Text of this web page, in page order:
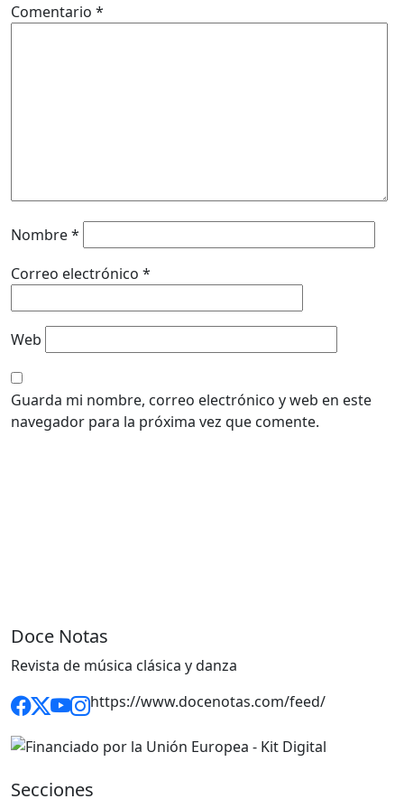
Comentario *
Nombre*
Correo electrónico *
Web
Guarda mi nombre, correo electrónico y web en este
navegador para la próxima vez que comente.
Doce Notas
Revista de música clásica y danza
https://www.docenotas.com/feed/
Secciones